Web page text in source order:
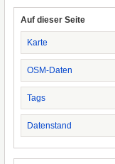
Auf dieser Seite
Karte
OSM-Daten
Tags
Datenstand